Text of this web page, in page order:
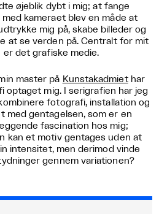
øjeblik dybt i mig; at fange
med kameraet blev en måde at
mig på, skabe billeder og
at se verden på. Centralt for mit
er det grafiske medie.
master på Kunstakadmiethar
optaget mig. I serigrafien har jeg
fotografi, installation og
med gentagelsen, som er en
fascination hos mig;
kan et motiv gentages uden at
intensitet, men derimod vinde
gennem variationen?